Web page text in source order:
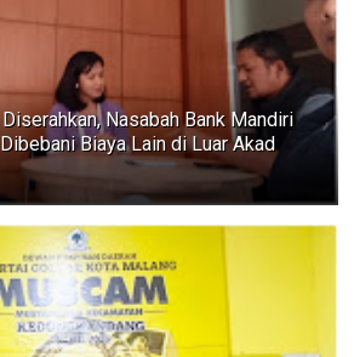
Nasabah Bank Mandiri
Biaya Lain di Luar Akad